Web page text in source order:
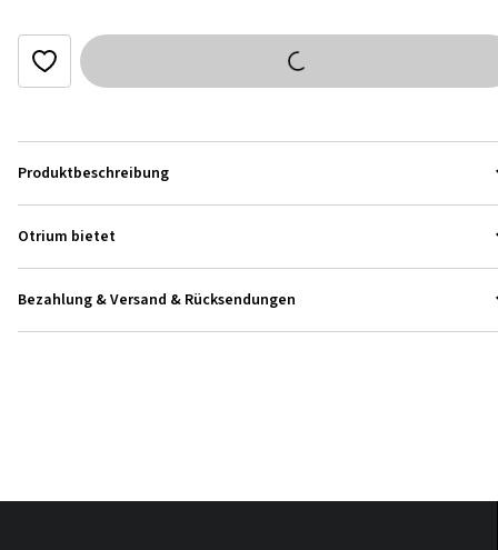
Produktbeschreibung
Otrium bietet
Bezahlung & Versand & Rücksendungen